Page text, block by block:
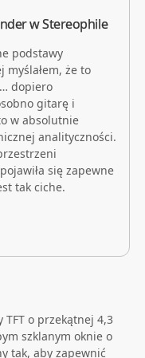
w Stereophile
podstawy
myślałem, że to
dopiero
gitarę i
w absolutnie
analityczności.
się zapewne
tak ciche.
o przekątnej 4,3
szklanym oknie o
tak, aby zapewnić